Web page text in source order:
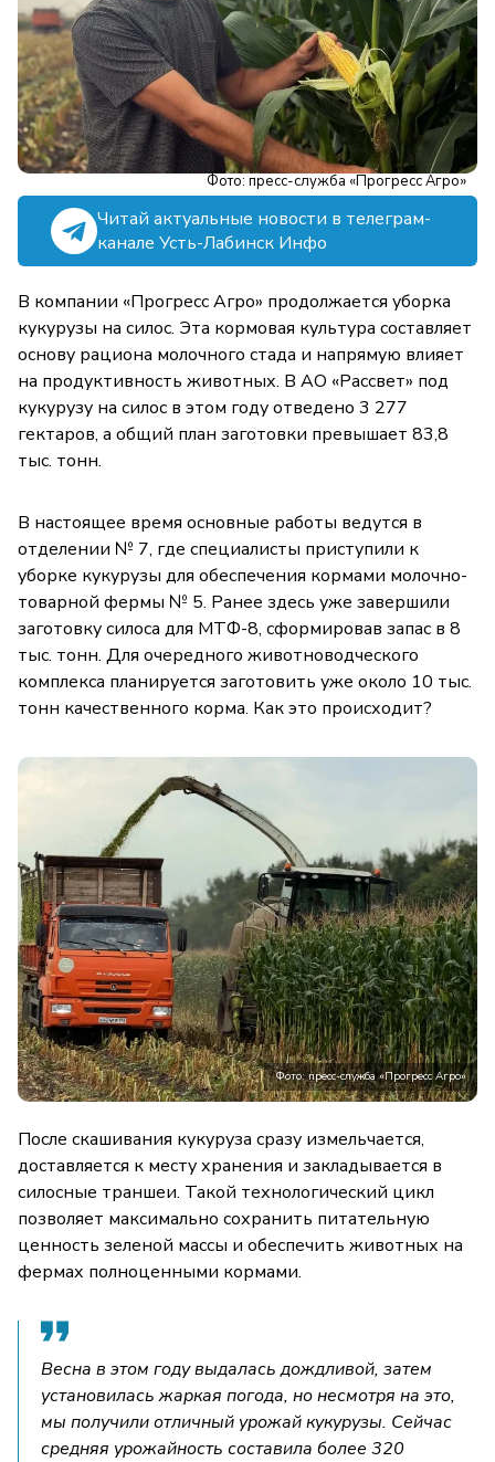
Фото: пресс-служба «Прогресс Агро»
Читай актуальные новости в телеграм-
канале Усть-Лабинск Инфо
В компании «Прогресс Агро» продолжается уборка
кукурузы на силос. Эта кормовая культура составляет
основу рациона молочного стада и напрямую влияет
на продуктивность животных. В АО «Рассвет» под
кукурузу на силос в этом году отведено 3 277
гектаров, а общий план заготовки превышает 83,8
тыс. тонн.
В настоящее время основные работы ведутся в
отделении № 7, где специалисты приступили к
уборке кукурузы для обеспечения кормами молочно-
товарной фермы № 5. Ранее здесь уже завершили
заготовку силоса для МТФ-8, сформировав запас в 8
тыс. тонн. Для очередного животноводческого
комплекса планируется заготовить уже около 10 тыс.
тонн качественного корма. Как это происходит?
Фото: пресс-служба «Прогресс Агро»
После скашивания кукуруза сразу измельчается,
доставляется к месту хранения и закладывается в
силосные траншеи. Такой технологический цикл
позволяет максимально сохранить питательную
ценность зеленой массы и обеспечить животных на
фермах полноценными кормами.
Весна в этом году выдалась дождливой, затем
установилась жаркая погода, но несмотря на это,
мы получили отличный урожай кукурузы. Сейчас
средняя урожайность составила более 320